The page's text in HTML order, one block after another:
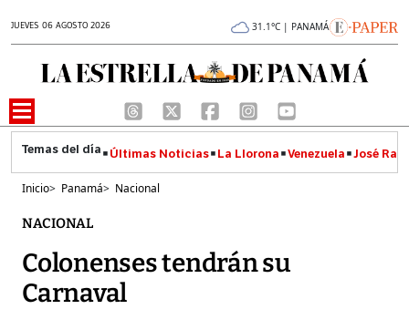
JUEVES 06 AGOSTO 2026 31.1°C | PANAMÁ
Últimas Noticias La Llorona Venezuela José
Inicio> Panamá> Nacional
NACIONAL
Colonenses tendrán su
Carnaval